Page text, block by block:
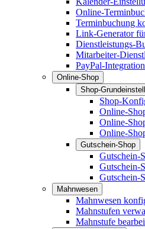
Online-
Terminbuchung
Link-Generator
Dienstleistungs-
Mitarbeiter-
PayPal-Integration
Online-Shop
Shop-
Shop-
Online-
Online-
Online-
Gutschein-Shop
Gutschein-
Gutschein-
Gutschein-
Mahnwesen
Mahnwesen
Mahnstufen
Mahnstufe